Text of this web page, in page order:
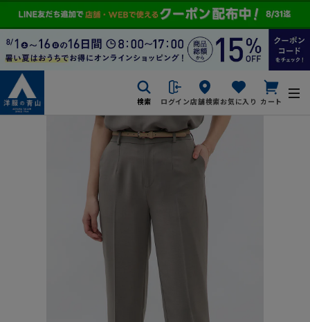
検索 ログイン店舗検索お気に入り カート